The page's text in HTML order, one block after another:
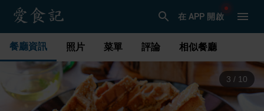
在 APP 開啟
餐廳資訊 照片 菜單 評論 相似餐廳
3 / 10